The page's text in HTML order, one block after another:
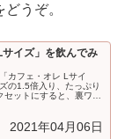
うぞ。
イズ」を飲んでみ
カフェ・オレ Lサイ
の1.5倍入り、たっぷり
セットにすると、裏ワザ
2021年04月06日